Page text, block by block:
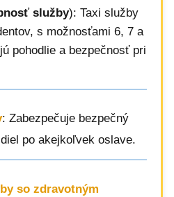
služby): Taxi služby
s možnosťami 6, 7 a
pohodlie a bezpečnosť pri
: Zabezpečuje bezpečný
po akejkoľvek oslave.
so zdravotným